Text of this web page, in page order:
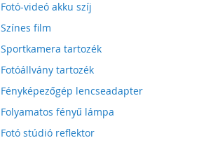
Fotó-videó akku szíj
Színes film
Sportkamera tartozék
Fotóállvány tartozék
Fényképezőgép lencseadapter
Folyamatos fényű lámpa
Fotó stúdió reflektor